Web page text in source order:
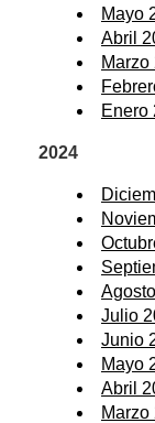
Mayo
Abril
Marzo
Enero
2024
Julio
Junio
Mayo
Abril
Marzo